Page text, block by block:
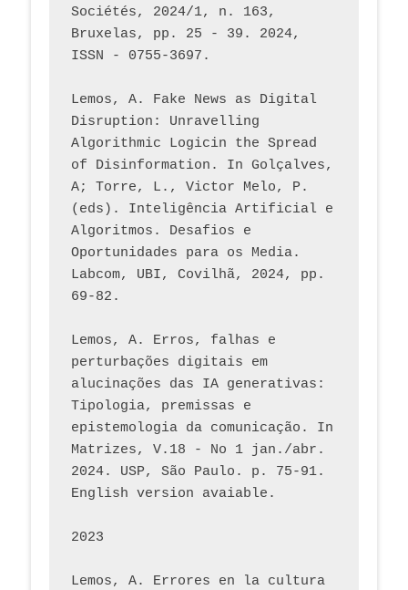
Sociétés, 2024/1, n. 163,
Bruxelas, pp. 25 - 39. 2024,
ISSN - 0755-3697.
Lemos, A. Fake News as Digital
Disruption: Unravelling
Algorithmic Logicin the Spread
of Disinformation. In Golçalves,
A; Torre, L., Victor Melo, P.
(eds). Inteligência Artificial e
Algoritmos. Desafios e
Oportunidades para os Media.
Labcom, UBI, Covilhã, 2024, pp.
69-82.
Lemos, A. Erros, falhas e
perturbações digitais em
alucinações das IA generativas:
Tipologia, premissas e
epistemologia da comunicação. In
Matrizes, V.18 - No 1 jan./abr.
2024. USP, São Paulo. p. 75-91.
English version avaiable.
2023
Lemos, A. Errores en la cultura